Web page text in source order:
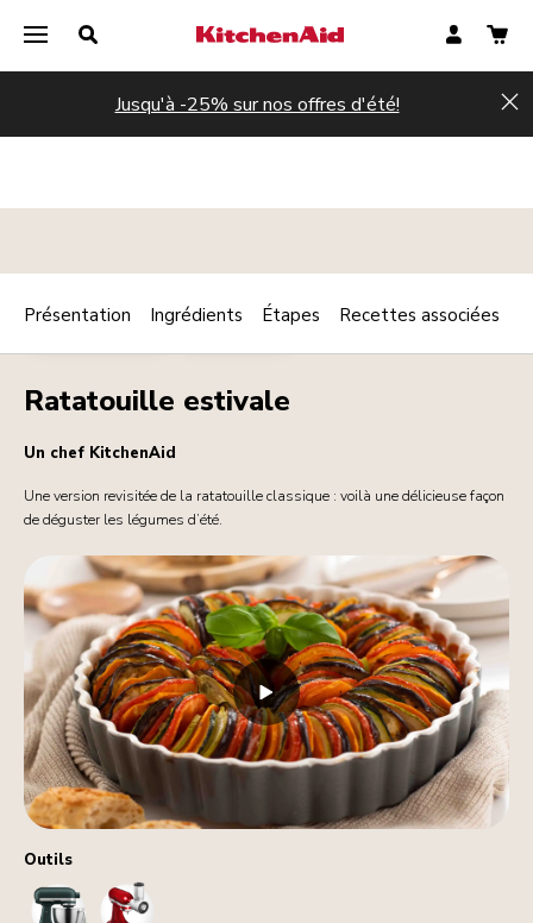
Jusqu'à -25% sur nos offres d'été!
Outils
StandMixerVegetableSlicerAndShredder
PLAT PRINCIPAL VÉGÉTARIEN Print
Ratatouille estivale
Un chef KitchenAid
Une version revisitée de la ratatouille classique : voilà une délicieuse façon
de déguster les légumes d’été.
Présentation Ingrédients Étapes Recettes associées